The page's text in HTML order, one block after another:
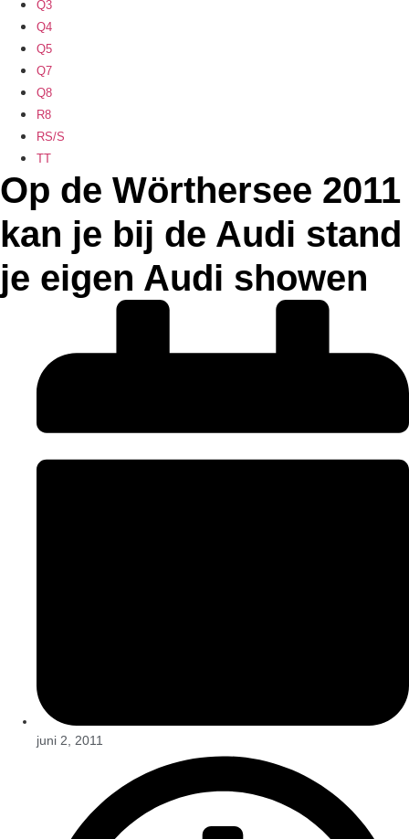
Q3
Q4
Q5
Q7
Q8
R8
RS/S
TT
Op de Wörthersee 2011
kan je bij de Audi stand
je eigen Audi showen
juni 2, 2011